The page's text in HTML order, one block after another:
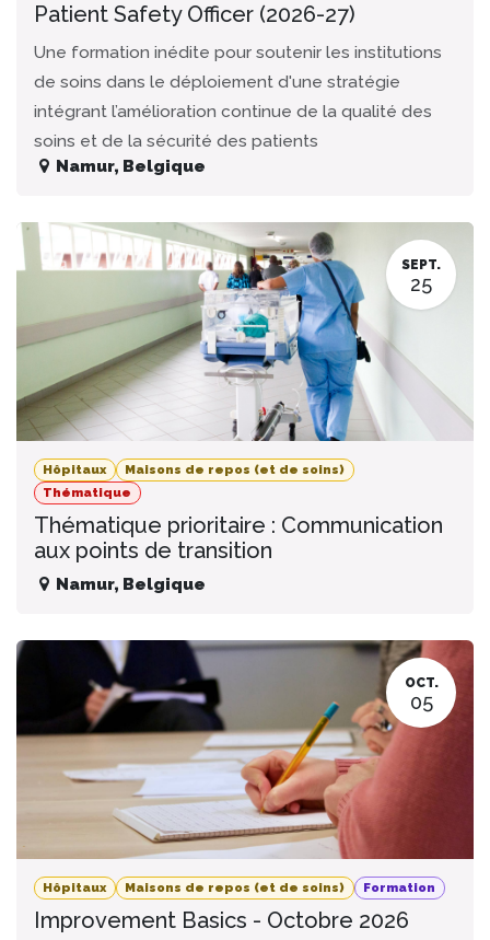
Patient Safety Officer (2026-27)
Une formation inédite pour soutenir les institutions
de soins dans le déploiement d'une stratégie
intégrant l’amélioration continue de la qualité des
soins et de la sécurité des patients
Namur, Belgique
SEPT.
25
Hôpitaux
Maisons de repos (et de soins)
Thématique
Thématique prioritaire : Communication
aux points de transition
Namur, Belgique
OCT.
05
Hôpitaux Maisons de repos (et de soins) Formation
Improvement Basics - Octobre 2026